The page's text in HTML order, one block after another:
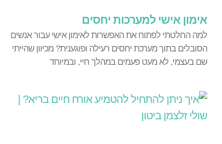
אימון אישי למערכות יחסים
למה החלטתי לפתוח את האפשרות לאימון אישי עבור אנשים
הסובלים בתוך מערכת יחסים רעילה ופוגענית? מכיוון שהייתי
שם בעצמי, לא מעט פעמים במהלך חיי, ובמיוחד